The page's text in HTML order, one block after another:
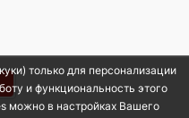
только для персонализации
и функциональность этого
можно в настройках Вашего